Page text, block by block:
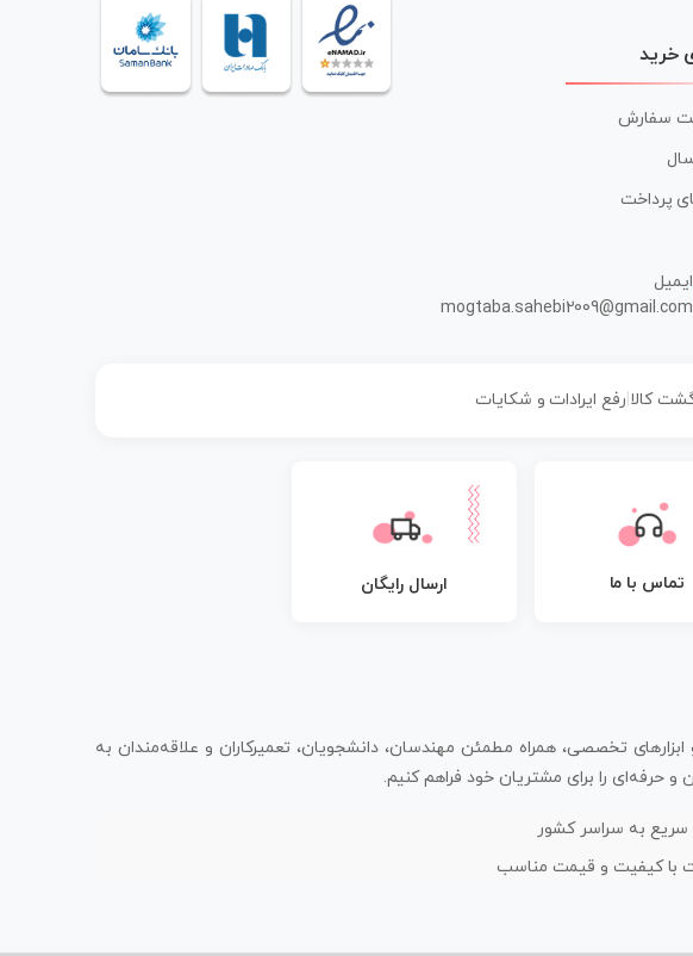
خرید
سفارش
پرداخت
ایمیل
mogtaba.sahebi2009@gmail.com
کالا رفع ایرادات و شکایات
تماس با ما ارسال رایگان
تخصصی، همراه مطمئن مهندسان، دانشجویان، تعمیرکاران و علاقه‌مندان به
را برای مشتریان خود فراهم کنیم.
سریع به سراسر کشور
با کیفیت و قیمت مناسب